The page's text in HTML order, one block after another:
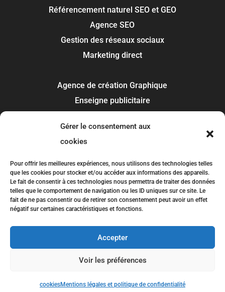
Gérer le consentement aux
cookies
Pour offrir les meilleures expériences, nous utilisons des technologies telles
que les cookies pour stocker et/ou accéder aux informations des appareils.
Le fait de consentir à ces technologies nous permettra de traiter des données
telles que le comportement de navigation ou les ID uniques sur ce site. Le
fait de ne pas consentir ou de retirer son consentement peut avoir un effet
négatif sur certaines caractéristiques et fonctions.
Accepter
Voir les préférences
cookiesMentions légales et politique de confidentialité
Référencement naturel SEO et GEO
Agence SEO
Gestion des réseaux sociaux
Marketing direct
Agence de création Graphique
Enseigne publicitaire
Covering et flocage
Recherche de marque
Toulouse
Colomiers
Tournefeuille
Plaisance-du-Touch
Balma